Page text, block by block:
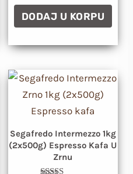
DODAJ U KORPU
Segafredo Intermezzo 1kg
(2x500g) Espresso Kafa U
Zrnu